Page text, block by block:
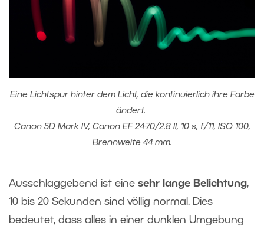
Eine Lichtspur hinter dem Licht, die kontinuierlich ihre Farbe
ändert.
Canon 5D Mark IV, Canon EF 24-70/2.8 II, 10 s, f/11, ISO 100,
Brennweite 44 mm.
Ausschlaggebend ist eine sehr lange Belichtung,
10 bis 20 Sekunden sind völlig normal. Dies
bedeutet, dass alles in einer dunklen Umgebung